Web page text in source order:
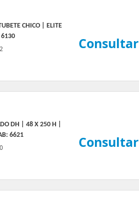
CHICO | ELITE
6130
Consultar
DH | 48 X 250 H |
6621
Consultar